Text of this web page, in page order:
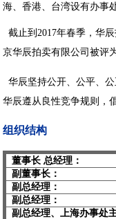
海、香港、台湾设有办事
截止到2017年春季，华
京华辰拍卖有限公司被评
华辰坚持公开、公平、
华辰遵从良性竞争规则，
组织结构
董事长 总经
副董事长
副总经理
副总经理
副总经理、上海办